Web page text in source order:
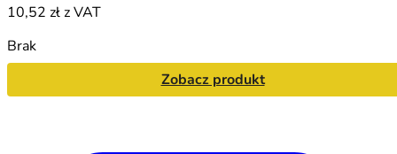
10,52 złz VAT
Brak
Zobacz produkt